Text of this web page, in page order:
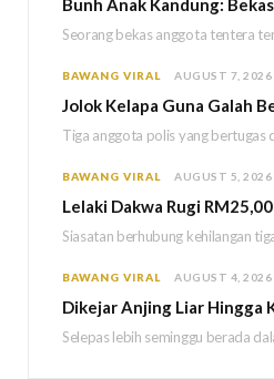
BAWANG VIRAL AUGUST 7, 2026
BAWANG VIRAL AUGUST 5, 2026
BAWANG VIRAL AUGUST 4, 2026